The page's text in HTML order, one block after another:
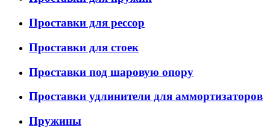
Проставки для рессор
Проставки для стоек
Проставки под шаровую опору
Проставки удлинители для аммортизаторов
Пружины